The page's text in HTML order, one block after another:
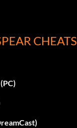
CHEATS